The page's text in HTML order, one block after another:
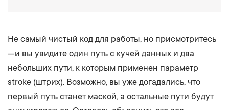
Не самый чистый код для работы, но присмотритесь
— и вы увидите один путь с кучей данных и два
небольших пути, к которым применен параметр
stroke (штрих). Возможно, вы уже догадались, что
первый путь станет маской, а остальные пути будут